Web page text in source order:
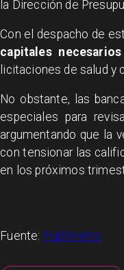
la Dirección de
Con el despacho de
capitales
licitaciones de salud y
No obstante, las
especiales para
argumentando que la
con tensionar las
en los próximos
Fuente: Publimetro